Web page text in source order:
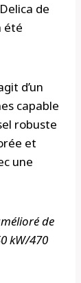
de
été
d’un
capable
robuste
et
une
de
kW/470